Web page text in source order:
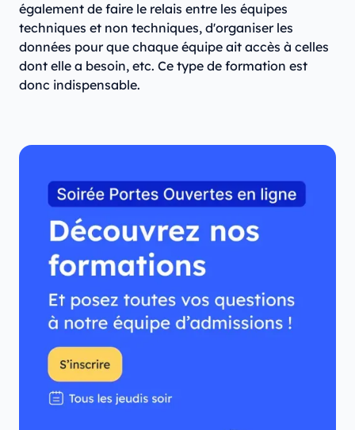
également de faire le relais entre les équipes
techniques et non techniques, d'organiser les
données pour que chaque équipe ait accès à celles
dont elle a besoin, etc. Ce type de formation est
donc indispensable.